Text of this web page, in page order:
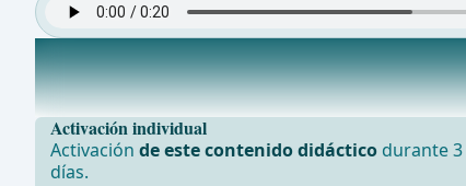
Preparación de los puertos de entrada
En primer lugar, se realiza una incisión cutánea
Activación individual
Activaciónde este contenido didáctico durante 3
días.